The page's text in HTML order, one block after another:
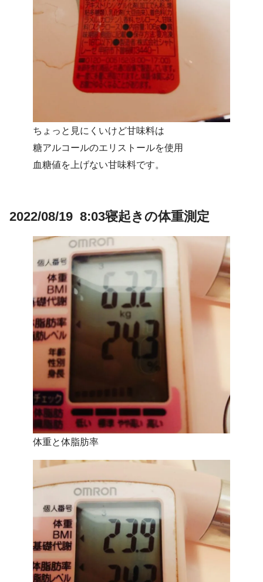
ちょっと見にくいけど甘味料は
糖アルコールのエリストールを使用
血糖値を上げない甘味料です。
2022/08/19 8:03寝起きの体重測定
体重と体脂肪率